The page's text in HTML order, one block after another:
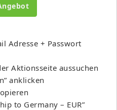
Adresse + Passwort
Aktionsseite aussuchen
anklicken
to Germany – EUR”